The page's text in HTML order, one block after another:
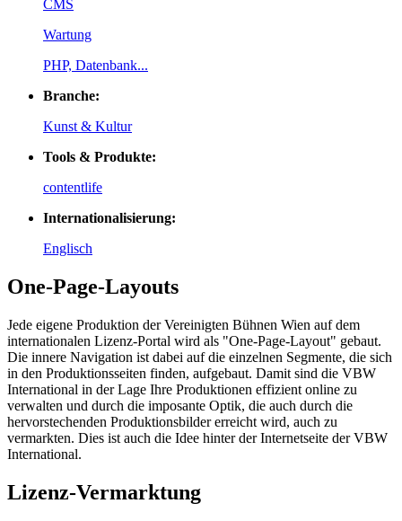
CMS
Wartung
PHP, Datenbank...
Branche:
Kunst & Kultur
Tools & Produkte:
contentlife
Internationalisierung:
Englisch
One-Page-Layouts
Jede eigene Produktion der Vereinigten Bühnen Wien auf dem
internationalen Lizenz-Portal wird als "One-Page-Layout" gebaut.
Die innere Navigation ist dabei auf die einzelnen Segmente, die sich
in den Produktionsseiten finden, aufgebaut. Damit sind die VBW
International in der Lage Ihre Produktionen effizient online zu
verwalten und durch die imposante Optik, die auch durch die
hervorstechenden Produktionsbilder erreicht wird, auch zu
vermarkten. Dies ist auch die Idee hinter der Internetseite der VBW
International.
Lizenz-Vermarktung